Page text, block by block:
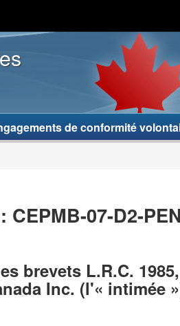
au
contenu
�
� �
site �
HTML
de conformité
CEPMB-07-D2-
brevets L.R.C.
Inc. (l'« intimée